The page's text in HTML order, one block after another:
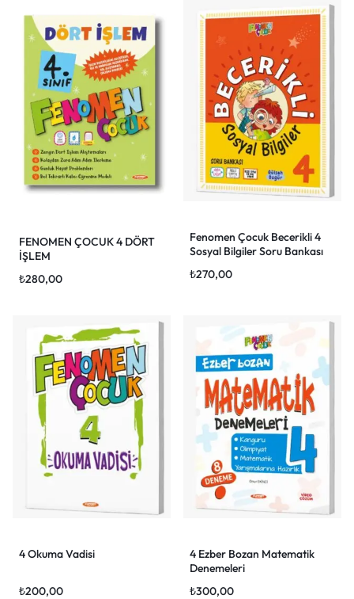
FENOMEN ÇOCUK 4 DÖRT
İŞLEM
₺280,00
Fenomen Çocuk Becerikli 4
Sosyal Bilgiler Soru Bankası
₺270,00
4 Okuma Vadisi
₺200,00
4 Ezber Bozan Matematik
Denemeleri
₺300,00